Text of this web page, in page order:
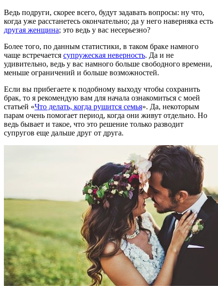
Ведь подруги, скорее всего, будут задавать вопросы: ну что,
когда уже расстанетесь окончательно; да у него наверняка есть
другая женщина; это ведь у вас несерьезно?
Более того, по данным статистики, в таком браке намного
чаще встречается супружеская неверность. Да и не
удивительно, ведь у вас намного больше свободного времени,
меньше ограничений и больше возможностей.
Если вы прибегаете к подобному выходу чтобы сохранить
брак, то я рекомендую вам для начала ознакомиться с моей
статьей «Что делать, когда рушится семья». Да, некоторым
парам очень помогает период, когда они живут отдельно. Но
ведь бывает и такое, что это решение только разводит
супругов еще дальше друг от друга.